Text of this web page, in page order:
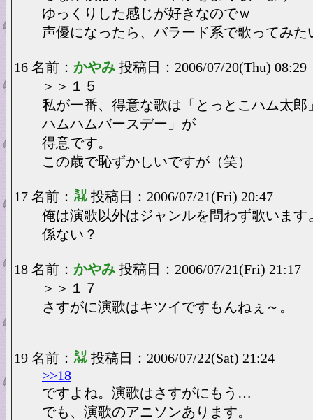
ゆっくりした感じが好きなのでｗ
声優になったら、バラード系で歌ってみた
16 名前： かやみ 投稿日：2006/07/20(Thu) 08:29
＞＞１５
私が一番、得意な歌は「とっとこハム太郎
ハムハムバースデー」が
得意です。
この歳で恥ずかしいですが（笑）
17 名前： ㍊ 投稿日：2006/07/21(Fri) 20:47
俺は演歌以外はジャンルを問わず歌います
係ない？
18 名前： かやみ 投稿日：2006/07/21(Fri) 21:17
＞＞１７
さすがに演歌はキツイですもんねぇ～。
19 名前： ㍊ 投稿日：2006/07/22(Sat) 21:24
>>18
ですよね。演歌はさすがにもう…
でも、演歌のアニソンあります。